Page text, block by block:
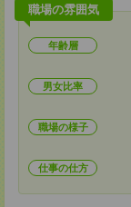
職場の雰囲気
年齢層
男女比率
職場の様子
仕事の仕方